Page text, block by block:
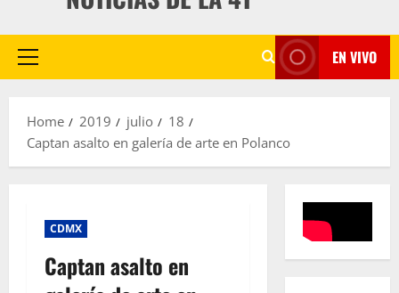
Primary
EN VIVO
Home 2019 julio
18
Captan asalto en galería de arte en Polanco
CDMX
Captan asalto en